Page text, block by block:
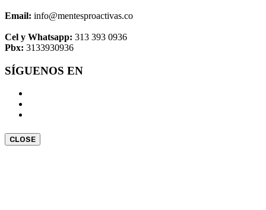
Email: info@mentesproactivas.co
Cel y Whatsapp: 313 393 0936
Pbx: 3133930936
SÍGUENOS EN
CLOSE